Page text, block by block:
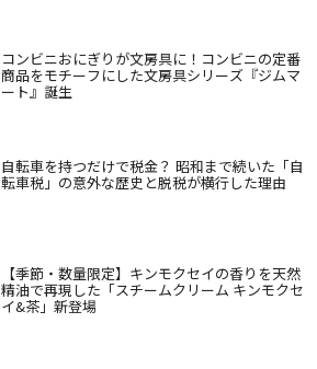
コンビニおにぎりが文房具に！コンビニの定番
商品をモチーフにした文房具シリーズ『ジムマ
ート』誕生
自転車を持つだけで税金？ 昭和まで続いた「自
転車税」の意外な歴史と脱税が横行した理由
【季節・数量限定】キンモクセイの香りを天然
精油で再現した「スチームクリーム キンモクセ
イ&茶」新登場